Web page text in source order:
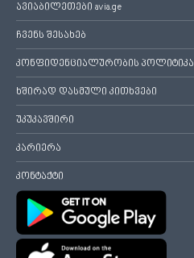
ავიაბილეთები avia.ge
ჩვენს შესახებ
კონფიდენციალურობის პოლიტიკა
ხშირად დასმული კითხვები
უკუკავშირი
კარიერა
კონტაქტი